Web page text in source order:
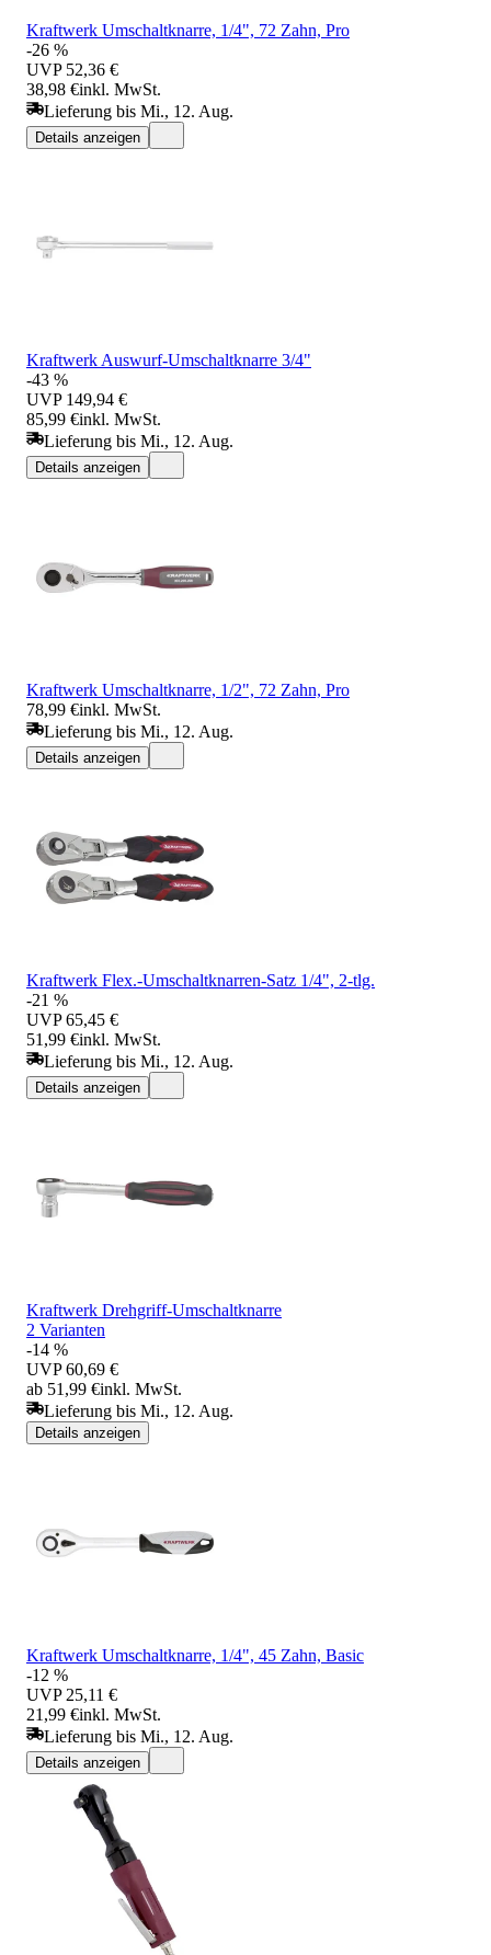
Kraftwerk Umschaltknarre, 1/4", 72 Zahn, Pro
-26 %
UVP 52,36 €
38,98 €inkl. MwSt.
Lieferung bis Mi., 12. Aug.
Details anzeigen
Kraftwerk Auswurf-Umschaltknarre 3/4"
-43 %
UVP 149,94 €
85,99 €inkl. MwSt.
Lieferung bis Mi., 12. Aug.
Details anzeigen
Kraftwerk Umschaltknarre, 1/2", 72 Zahn, Pro
78,99 €inkl. MwSt.
Lieferung bis Mi., 12. Aug.
Details anzeigen
Kraftwerk Flex.-Umschaltknarren-Satz 1/4", 2-tlg.
-21 %
UVP 65,45 €
51,99 €inkl. MwSt.
Lieferung bis Mi., 12. Aug.
Details anzeigen
Kraftwerk Drehgriff-Umschaltknarre
2 Varianten
-14 %
UVP 60,69 €
ab 51,99 €inkl. MwSt.
Lieferung bis Mi., 12. Aug.
Details anzeigen
Kraftwerk Umschaltknarre, 1/4", 45 Zahn, Basic
-12 %
UVP 25,11 €
21,99 €inkl. MwSt.
Lieferung bis Mi., 12. Aug.
Details anzeigen